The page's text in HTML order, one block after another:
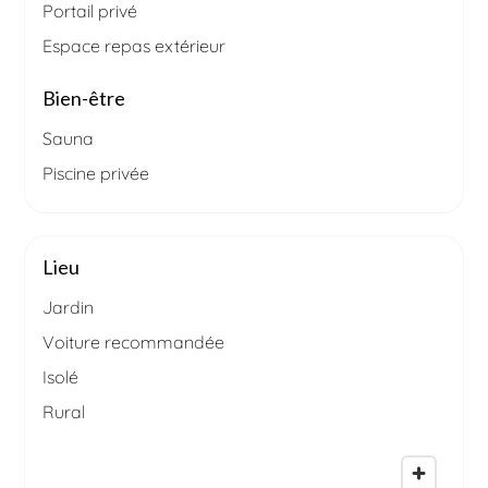
Portail privé
Espace repas extérieur
Bien-être
Sauna
Piscine privée
Lieu
Jardin
Voiture recommandée
Isolé
Rural